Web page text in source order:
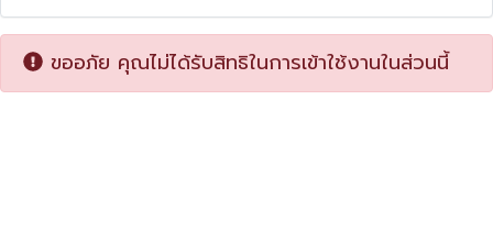
ขออภัย คุณไม่ได้รับสิทธิในการเข้าใช้งานในส่วนนี้